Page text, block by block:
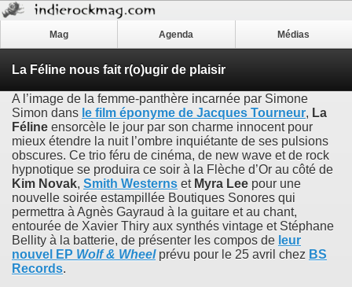
Mag Agenda Médias
La Féline nous fait r(o)ugir de plaisir
A l’image de la femme-panthère incarnée par Simone
Simon dans le film éponyme de Jacques Tourneur, La
Féline ensorcèle le jour par son charme innocent pour
mieux étendre la nuit l’ombre inquiétante de ses pulsions
obscures. Ce trio féru de cinéma, de new wave et de rock
hypnotique se produira ce soir à la Flèche d’Or au côté de
Kim Novak, Smith Westerns et Myra Lee pour une
nouvelle soirée estampillée Boutiques Sonores qui
permettra à Agnès Gayraud à la guitare et au chant,
entourée de Xavier Thiry aux synthés vintage et Stéphane
Bellity à la batterie, de présenter les compos de leur
nouvel EP Wolf & Wheel prévu pour le 25 avril chez BS
Records.